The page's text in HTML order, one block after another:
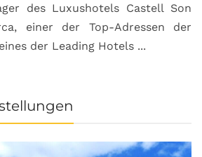
des Luxushotels Castell Son
einer der Top-Adressen der
der Leading Hotels ...